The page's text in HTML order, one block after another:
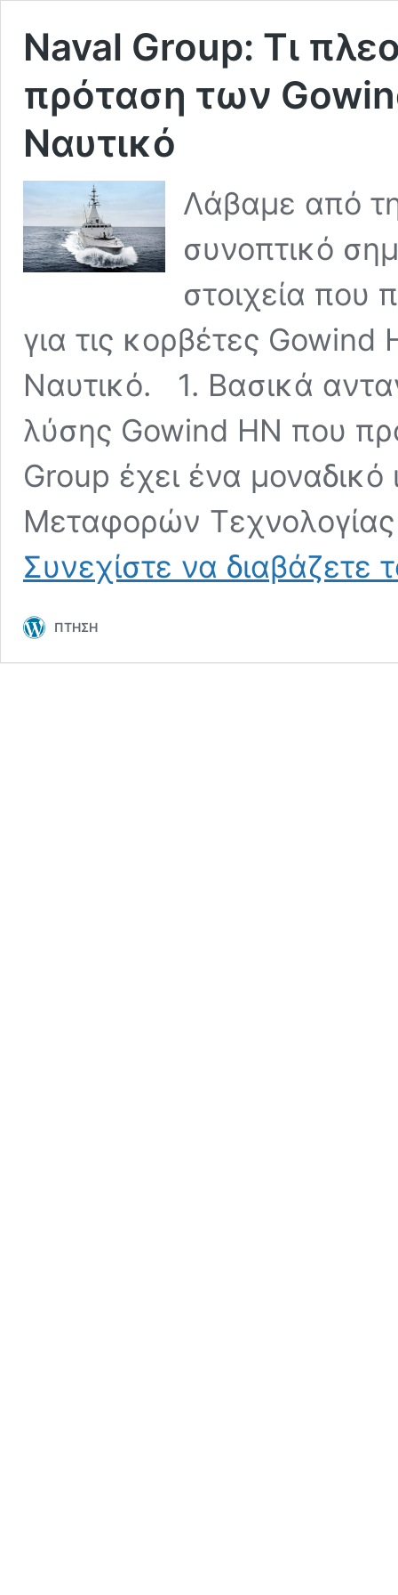
Naval Group: Τι
πρόταση των
Ναυτικό
Λάβαμε από
συνοπτικό
στοιχεία που
για τις κορβέτες Gowind
Ναυτικό. 1. Βασικά
λύσης Gowind HN που
Group έχει ένα
Μεταφορών
Συνεχίστε να διαβάζετε
ΠΤΗΣΗ